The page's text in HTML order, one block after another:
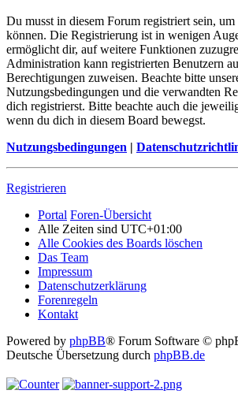
Du musst in diesem Forum registriert sein,
können. Die Registrierung ist in wenigen
ermöglicht dir, auf weitere Funktionen
Administration kann registrierten Benutzern
Berechtigungen zuweisen. Beachte bitte
Nutzungsbedingungen und die verwandten
dich registrierst. Bitte beachte auch die
wenn du dich in diesem Board bewegst.
Nutzungsbedingungen |
Registrieren
Portal Foren-Übersicht
Alle Zeiten sind UTC+01:00
Alle Cookies des Boards löschen
Das Team
Impressum
Datenschutzerklärung
Forenregeln
Kontakt
Powered by phpBB® Forum Software ©
Deutsche Übersetzung durch phpBB.de